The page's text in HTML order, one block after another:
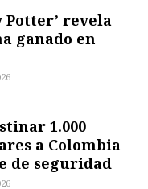
Potter’ revela
ganado en
1.000
a Colombia
de seguridad